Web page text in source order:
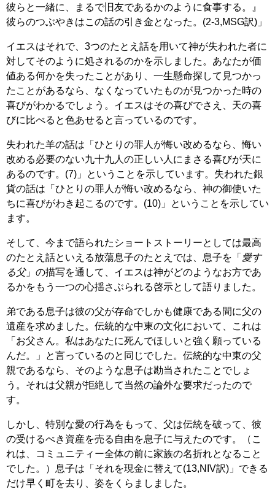
彼らと一緒に、まるで旧友であるかのように食事する。』
彼らのつぶやきはこの話の引き金となった。(2-3,MSG訳)」
イエスはそれで、3つのたとえ話を用いて神が失われた者に
対してそのように処されるのかを示しました。あなたが価
値ある何かを失ったことがあり、一生懸命探して見つかっ
たことがあるなら、なくなっていたものが見つかった時の
喜びがわかるでしょう。イエスはその喜びでさえ、天の喜
びに比べると色あせると言っているのです。
失われた羊の話は「ひとりの罪人が悔い改めるなら、悔い
改める必要のない九十九人の正しい人にまさる喜びが天に
あるのです。(7)」ということを示しています。失われた銀
貨の話は「ひとりの罪人が悔い改めるなら、神の御使いた
ちに喜びがわき起こるのです。(10)」ということを示してい
ます。
そして、今まで語られたショートストーリーとしては最高
のたとえ話といえる放蕩息子のたとえでは、息子を「 愛す
る父」の描写を通して、イエスは神がどのようなお方であ
るかをもう一つの心揺さぶられる啓示として語りました。
弟である息子は彼の父が存命でしかも健康である間に父の
遺産を求めました。伝統的な中東の文化において、これは
「お父さん。私はあなたに死んでほしいと強く願っている
んだ。」と言っているのと同じでした。伝統的な中東の父
親であるなら、そのような息子は勘当されたことでしょ
う。それは父親が拒絶して当然の論外な要求だったので
す。
しかし、特別な愛の行為をもって、父は伝統を破って、彼
の受けるべき資産を売る自由を息子に与えたのです。（こ
れは、コミュニティー全体の前に家族の名折れとなること
でした。）息子は「それを現金に替えて(13,NIV訳)」できる
だけ早く町を去り、姿をくらましました。